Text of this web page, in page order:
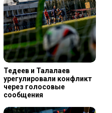
Тедеев и Талалаев
урегулировали конфликт
через голосовые
сообщения